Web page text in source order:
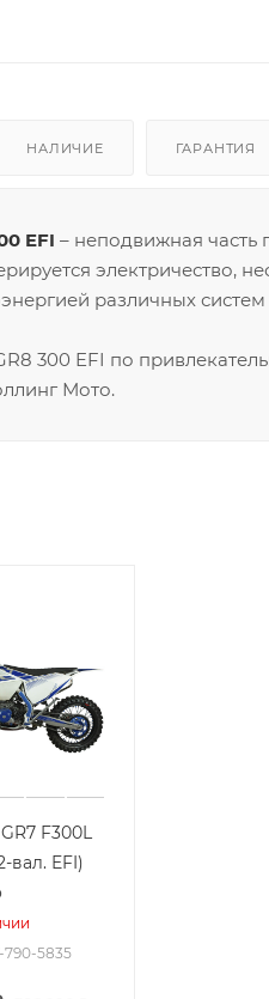
НАЛИЧИЕ ГАРАНТИЯ
EFI – неподвижная часть
электричество,
различных
300 EFI по
Мото.
F300L
вал. EFI)
790-5835